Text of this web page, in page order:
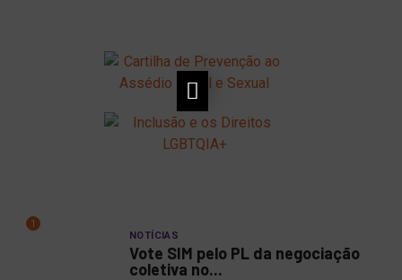
1
NOTÍCIAS
Vote SIM pelo PL da negociação
coletiva no...